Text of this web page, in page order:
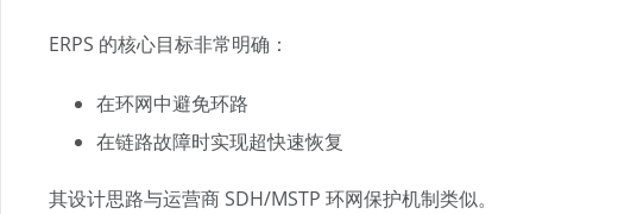
ERPS 的核心目标非常明确：
在环网中避免环路
在链路故障时实现超快速恢复
其设计思路与运营商 SDH/MSTP 环网保护机制类似。